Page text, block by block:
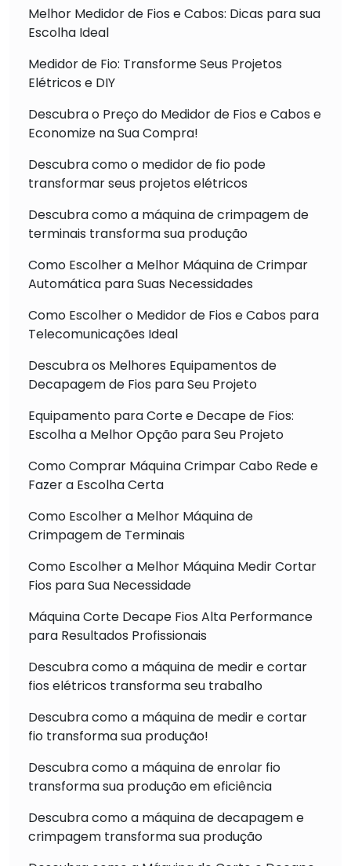
Melhor Medidor de Fios e Cabos: Dicas para sua
Escolha Ideal
Medidor de Fio: Transforme Seus Projetos
Elétricos e DIY
Descubra o Preço do Medidor de Fios e Cabos e
Economize na Sua Compra!
Descubra como o medidor de fio pode
transformar seus projetos elétricos
Descubra como a máquina de crimpagem de
terminais transforma sua produção
Como Escolher a Melhor Máquina de Crimpar
Automática para Suas Necessidades
Como Escolher o Medidor de Fios e Cabos para
Telecomunicações Ideal
Descubra os Melhores Equipamentos de
Decapagem de Fios para Seu Projeto
Equipamento para Corte e Decape de Fios:
Escolha a Melhor Opção para Seu Projeto
Como Comprar Máquina Crimpar Cabo Rede e
Fazer a Escolha Certa
Como Escolher a Melhor Máquina de
Crimpagem de Terminais
Como Escolher a Melhor Máquina Medir Cortar
Fios para Sua Necessidade
Máquina Corte Decape Fios Alta Performance
para Resultados Profissionais
Descubra como a máquina de medir e cortar
fios elétricos transforma seu trabalho
Descubra como a máquina de medir e cortar
fio transforma sua produção!
Descubra como a máquina de enrolar fio
transforma sua produção em eficiência
Descubra como a máquina de decapagem e
crimpagem transforma sua produção